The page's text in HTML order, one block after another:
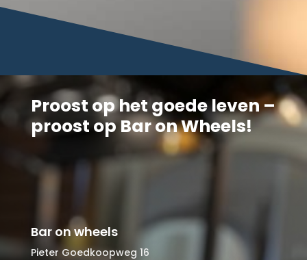
Proost op het goede leven –
proost op Bar on Wheels!
Bar on wheels
Pieter Goedkoopweg 16